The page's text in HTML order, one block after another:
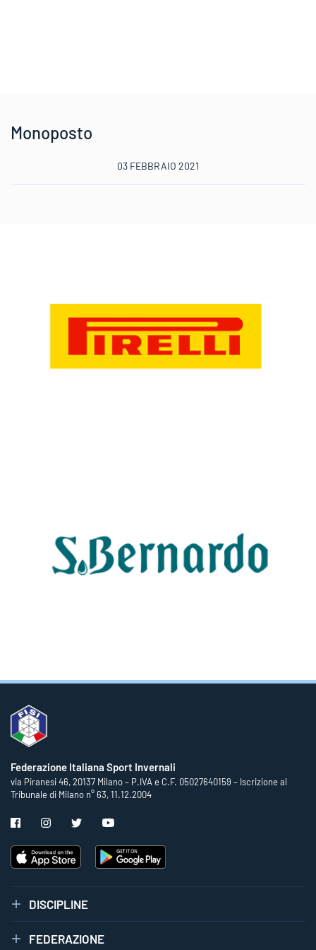
Monoposto
03 FEBBRAIO 2021
Federazione Italiana Sport Invernali
via Piranesi 46, 20137 Milano – P.IVA e C.F. 05027640159 – Iscrizione al
Tribunale di Milano n° 63, 11.12.2004
DISCIPLINE
FEDERAZIONE